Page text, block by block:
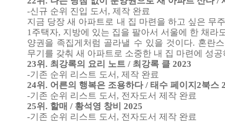
-신규 순위 진입 도서, 제작 완료
지금 당장 새 아파트로 내 집 마련을 하고 싶은 무
1주택자, 지방에 있는 집을 팔아서 서울에 한 채라
양권을 족집게처럼 골라낼 수 있을 것이다. 혼란
무기를 갖춰 새 아파트로 소중한 내 집 마련에 성공
23위. 최강록의 요리 노트 / 최강록 클 2023
-기존 순위 리스트 도서, 제작 완료
24위. 어른의 행복은 조용하다 / 태수 페이지2북스
-기존 순위 리스트 도서, 전자도서 제작 완료
25위. 할매 / 황석영 창비 2025
-기존 순위 리스트 도서, 전자도서 제작 완료